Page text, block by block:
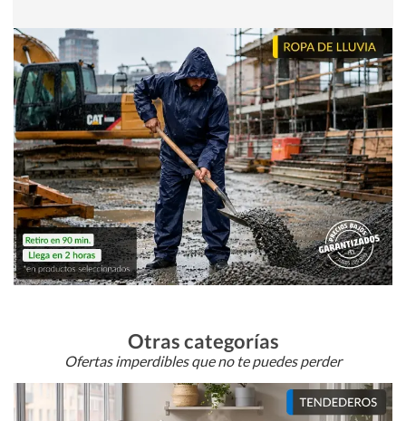
Otras categorías
Ofertas imperdibles que no te puedes perder